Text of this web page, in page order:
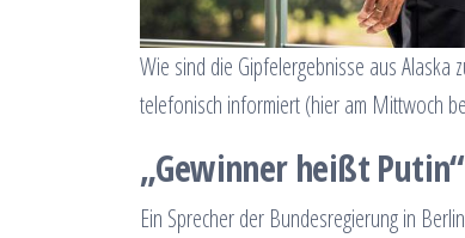
Wie sind die Gipfelergebnisse aus Alaska
telefonisch informiert (hier am Mittwoch
„Gewinner heißt Putin“
Ein Sprecher der Bundesregierung in